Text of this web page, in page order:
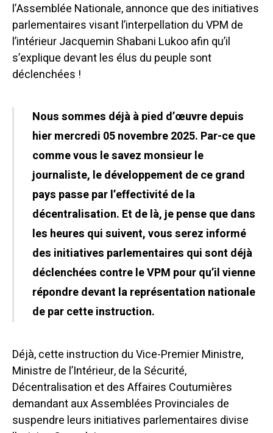
l’Assemblée Nationale, annonce que des initiatives
parlementaires visant l’interpellation du VPM de
l’intérieur Jacquemin Shabani Lukoo afin qu’il
s’explique devant les élus du peuple sont
déclenchées !
Nous sommes déjà à pied d’œuvre depuis
hier mercredi 05 novembre 2025. Par-ce que
comme vous le savez monsieur le
journaliste, le développement de ce grand
pays passe par l’effectivité de la
décentralisation. Et de là, je pense que dans
les heures qui suivent, vous serez informé
des initiatives parlementaires qui sont déjà
déclenchées contre le VPM pour qu’il vienne
répondre devant la représentation nationale
de par cette instruction.
Déjà, cette instruction du Vice-Premier Ministre,
Ministre de l’Intérieur, de la Sécurité,
Décentralisation et des Affaires Coutumières
demandant aux Assemblées Provinciales de
suspendre leurs initiatives parlementaires divise